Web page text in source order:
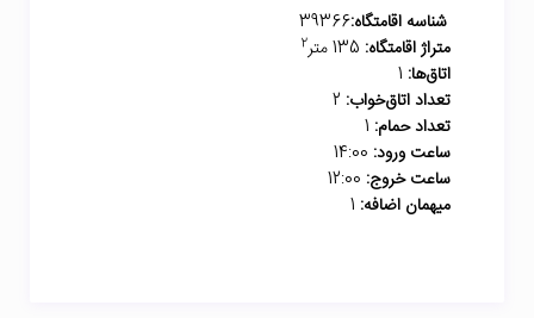
شناسه اقامتگاه:39366
متراژ اقامتگاه:
2
اتاق‌ها:
تعداد اتاق‌خواب:
تعداد حمام:
ساعت ورود:
ساعت خروج:
میهمان اضافه: